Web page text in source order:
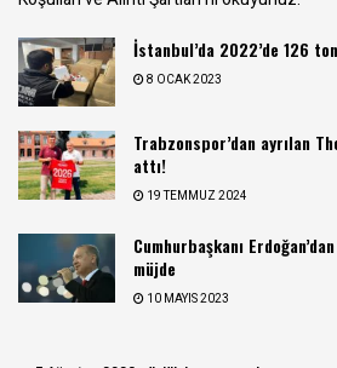
İstanbul’da 2022’de 126
8 OCAK 2023
Trabzonspor’dan ayrılan
attı!
19 TEMMUZ 2024
Cumhurbaşkanı
müjde
10 MAYIS 2023